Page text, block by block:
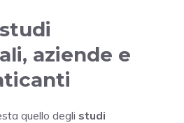
aziende e
quello degli studi